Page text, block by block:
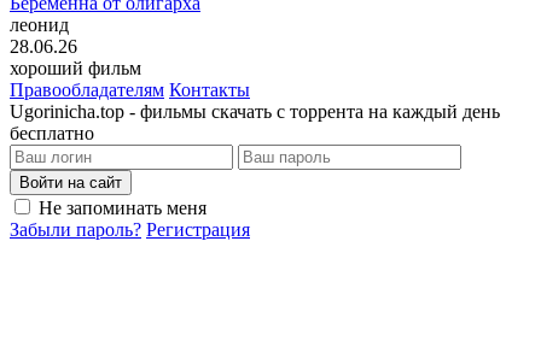
леонид
28.06.26
хороший фильм
Правообладателям Контакты
Ugorinicha.top - фильмы скачать с торрента на каждый день
бесплатно
Войти на сайт
Не запоминать меня
Забыли пароль? Регистрация